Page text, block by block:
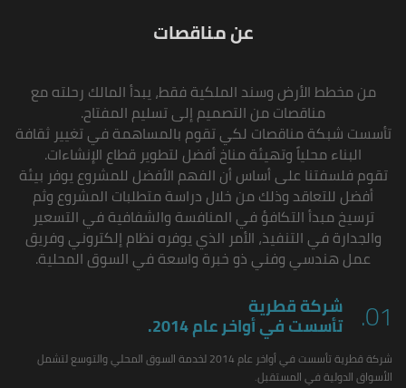
عن مناقصات
من مخطط الأرض وسند الملكية فقط، يبدأ المالك رحلته مع
مناقصات من التصميم إلى تسليم المفتاح.
تأسست شبكة مناقصات لكي تقوم بالمساهمة في تغيير ثقافة
البناء محلياً وتهيئة مناخ أفضل لتطوير قطاع الإنشاءات.
تقوم فلسفتنا على أساس أن الفهم الأفضل للمشروع يوفر بيئة
أفضل للتعاقد وذلك من خلال دراسة متطلبات المشروع وثم
ترسيخ مبدأ التكافؤ في المنافسة والشفافية في التسعير
والجدارة في التنفيذ، الأمر الذي يوفره نظام إلكتروني وفريق
عمل هندسي وفني ذو خبرة واسعة في السوق المحلية.
01. شركة قطرية
تأسست في أواخر عام 2014.
شركة قطرية تأسست في أواخر عام 2014 لخدمة السوق المحلي والتوسع لتشمل
الأسواق الدولية في المستقبل.